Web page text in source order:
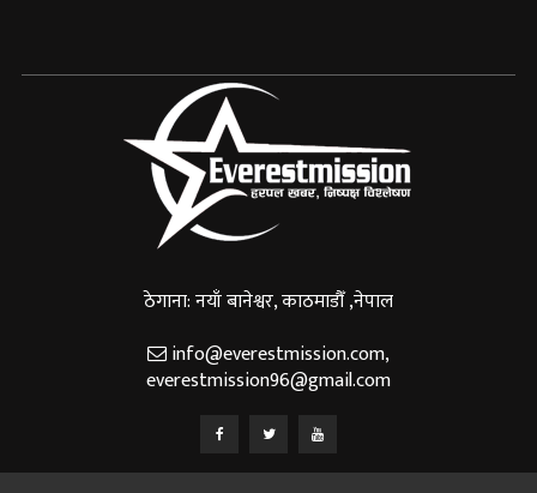
ठेगाना: नयाँ बानेश्वर, काठमाडौँ ,नेपाल
info@everestmission.com,
everestmission96@gmail.com